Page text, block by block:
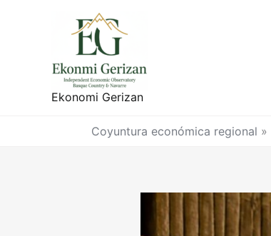
Ekonomi Gerizan
Coyuntura económica regional »